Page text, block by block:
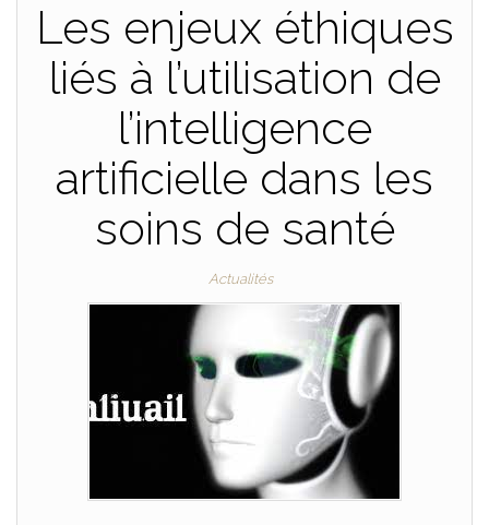
Les enjeux éthiques
liés à l’utilisation de
l’intelligence
artificielle dans les
soins de santé
Actualités